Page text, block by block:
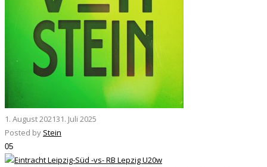
1. August 202131. Juli 2025
Posted by Stein
05